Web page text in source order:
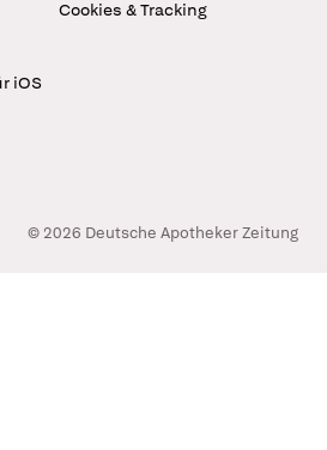
Cookies & Tracking
iOS
© 2026 Deutsche Apotheker Zeitung